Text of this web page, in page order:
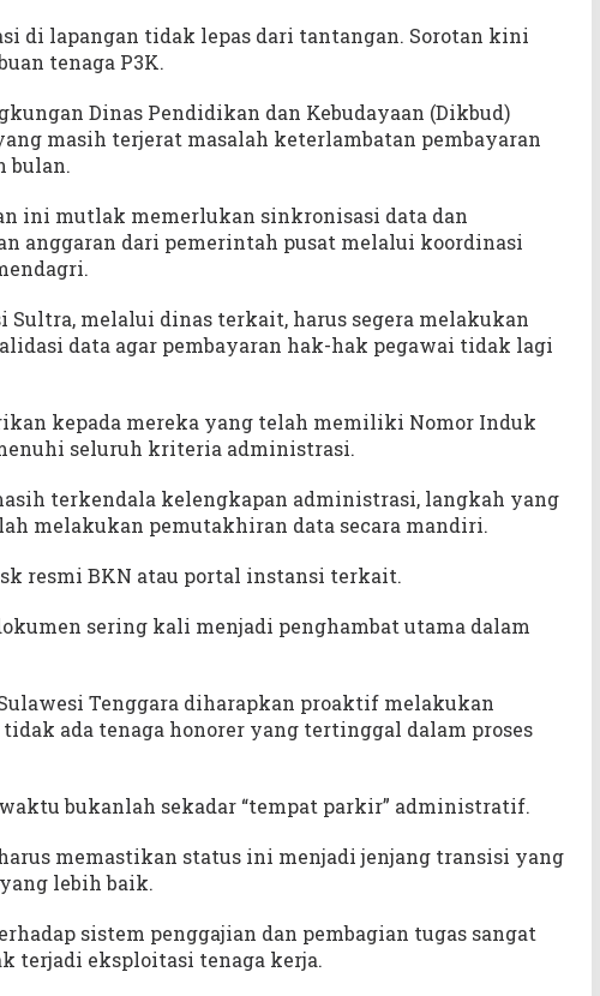
di lapangan tidak lepas dari tantangan. Sorotan kini
tenaga P3K.
Dinas Pendidikan dan Kebudayaan (Dikbud)
masih terjerat masalah keterlambatan pembayaran
bulan.
ini mutlak memerlukan sinkronisasi data dan
anggaran dari pemerintah pusat melalui koordinasi
Sultra, melalui dinas terkait, harus segera melakukan
data agar pembayaran hak-hak pegawai tidak lagi
kepada mereka yang telah memiliki Nomor Induk
seluruh kriteria administrasi.
terkendala kelengkapan administrasi, langkah yang
melakukan pemutakhiran data secara mandiri.
resmi BKN atau portal instansi terkait.
sering kali menjadi penghambat utama dalam
Tenggara diharapkan proaktif melakukan
ada tenaga honorer yang tertinggal dalam proses
bukanlah sekadar “tempat parkir” administratif.
memastikan status ini menjadi jenjang transisi yang
lebih baik.
sistem penggajian dan pembagian tugas sangat
terjadi eksploitasi tenaga kerja.